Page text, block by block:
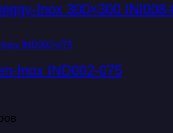
Inox 300×300
Inox IND002-075